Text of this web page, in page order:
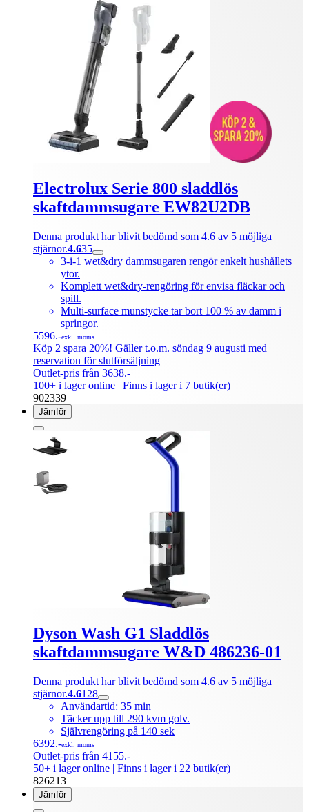
Electrolux Serie 800 sladdlös
skaftdammsugare EW82U2DB
Denna produkt har blivit bedömd som 4.6 av 5 möjliga
stjärnor.4.635
3-i-1 wet&dry dammsugaren rengör enkelt hushållets
ytor.
Komplett wet&dry-rengöring för envisa fläckar och
spill.
Multi-surface munstycke tar bort 100 % av damm i
springor.
5596.-exkl. moms
Köp 2 spara 20%! Gäller t.o.m. söndag 9 augusti med
reservation för slutförsäljning
Outlet-pris från 3638.-
100+ i lager online | Finns i lager i 7 butik(er)
902339
Jämför
Dyson Wash G1 Sladdlös
skaftdammsugare W&D 486236-01
Denna produkt har blivit bedömd som 4.6 av 5 möjliga
stjärnor.4.6128
Användartid: 35 min
Täcker upp till 290 kvm golv.
Självrengöring på 140 sek
6392.-exkl. moms
Outlet-pris från 4155.-
50+ i lager online | Finns i lager i 22 butik(er)
826213
Jämför